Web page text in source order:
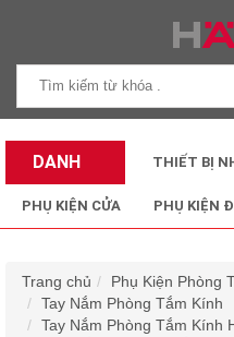
DANH
MỤC SẢN
THIẾT BỊ
PHỤ KIỆN CỬA PHỤ KIỆN
Trang chủ
Phụ Kiện Phòng
Tay Nắm Phòng Tắm Kính
Tay Nắm Phòng Tắm Kính